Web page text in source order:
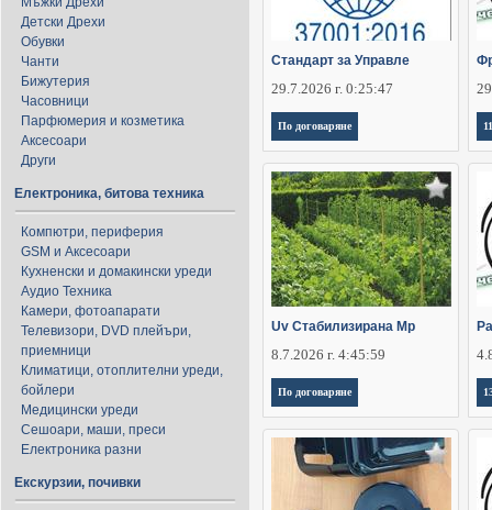
Детски Дрехи
Обувки
Чанти
Бижутерия
Часовници
Парфюмерия и козметика
Аксесоари
Други
Електроника, битова техника
Компютри, периферия
GSM и Аксесоари
Кухненски и домакински уреди
Аудио Техника
Камери, фотоапарати
Телевизори, DVD плейъри,
приемници
Климатици, отоплителни уреди,
бойлери
Медицински уреди
Сешоари, маши, преси
Електроника разни
Екскурзии, почивки
Стандарт за Управле
29.7.2026 г. 0:25:47
По договаряне
Uv Стабилизирана Мр
8.7.2026 г. 4:45:59
По договаряне